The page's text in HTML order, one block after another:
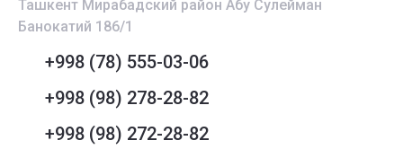
Ташкент Мирабадский район Абу Сулейман
Банокатий 186/1
+998 (78) 555-03-06
+998 (98) 278-28-82
+998 (98) 272-28-82